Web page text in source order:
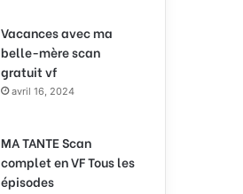
Vacances avec ma
belle-mère scan
gratuit vf
avril 16, 2024
MA TANTE Scan
complet en VF Tous les
épisodes